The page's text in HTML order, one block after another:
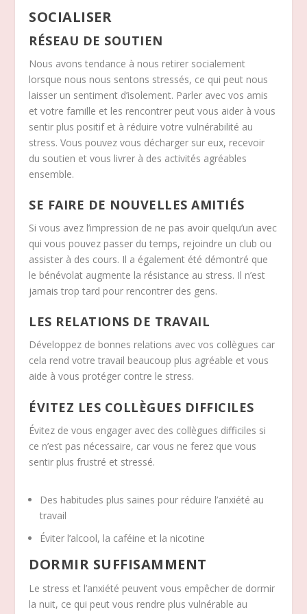
SOCIALISER
RÉSEAU DE SOUTIEN
Nous avons tendance à nous retirer socialement
lorsque nous nous sentons stressés, ce qui peut nous
laisser un sentiment d’isolement. Parler avec vos amis
et votre famille et les rencontrer peut vous aider à vous
sentir plus positif et à réduire votre vulnérabilité au
stress. Vous pouvez vous décharger sur eux, recevoir
du soutien et vous livrer à des activités agréables
ensemble.
SE FAIRE DE NOUVELLES AMITIÉS
Si vous avez l’impression de ne pas avoir quelqu’un avec
qui vous pouvez passer du temps, rejoindre un club ou
assister à des cours. Il a également été démontré que
le bénévolat augmente la résistance au stress. Il n’est
jamais trop tard pour rencontrer des gens.
LES RELATIONS DE TRAVAIL
Développez de bonnes relations avec vos collègues car
cela rend votre travail beaucoup plus agréable et vous
aide à vous protéger contre le stress.
ÉVITEZ LES COLLÈGUES DIFFICILES
Évitez de vous engager avec des collègues difficiles si
ce n’est pas nécessaire, car vous ne ferez que vous
sentir plus frustré et stressé.
Des habitudes plus saines pour réduire l’anxiété au
travail
Éviter l’alcool, la caféine et la nicotine
DORMIR SUFFISAMMENT
Le stress et l’anxiété peuvent vous empêcher de dormir
la nuit, ce qui peut vous rendre plus vulnérable au